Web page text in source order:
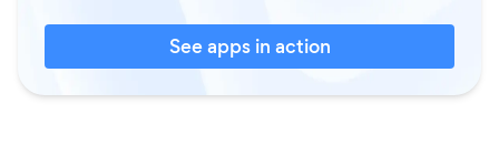
See apps in action